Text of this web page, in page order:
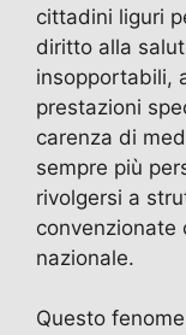
cittadini liguri
diritto alla
insopportabili,
prestazioni
carenza di
sempre più
rivolgersi a
convenzionate
nazionale.
Questo